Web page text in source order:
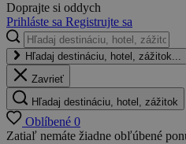
Doprajte si oddych
Prihláste sa Registrujte sa
Hľadaj destináciu, hotel, zážitok...
Zavrieť
Hľadaj destináciu, hotel, zážitok
Oblíbené 0
Zatiaľ nemáte žiadne obľúbené